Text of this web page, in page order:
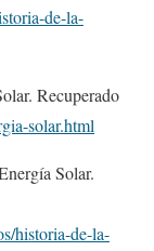
de-la-
Recuperado
solar.html
Solar.
historia-de-la-